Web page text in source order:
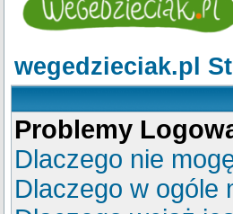
wegedzieciak.pl
Problemy
Dlaczego nie
Dlaczego w ogóle